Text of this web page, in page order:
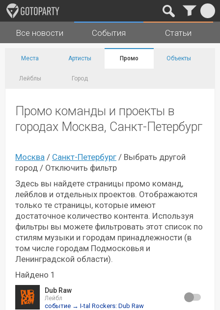
Города Музыка
Все новости События Статьи
Места Артисты Промо Объекты
Лейблы Город
Промо команды и проекты в
городах Москва, Санкт-Петербург
Москва / Санкт-Петербург / Выбрать другой
город / Отключить фильтр
Здесь вы найдете страницы промо команд,
лейблов и отдельных проектов. Отображаются
только те страницы, которые имеют
достаточное количество контента. Используя
фильтры вы можете фильтровать этот список по
стилям музыки и городам принадлежности (в
том числе городам Подмосковья и
Ленинградской области).
Найдено 1
Dub Raw
Лейбл
событие → I-tal Rockers: Dub Raw